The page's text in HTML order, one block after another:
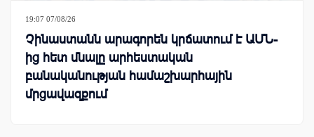
19:07 07/08/26
Չինաստանն արագորեն կրճատում է ԱՄՆ-
ից հետ մնալը արհեստական
բանականության համաշխարհային
մրցավազքում